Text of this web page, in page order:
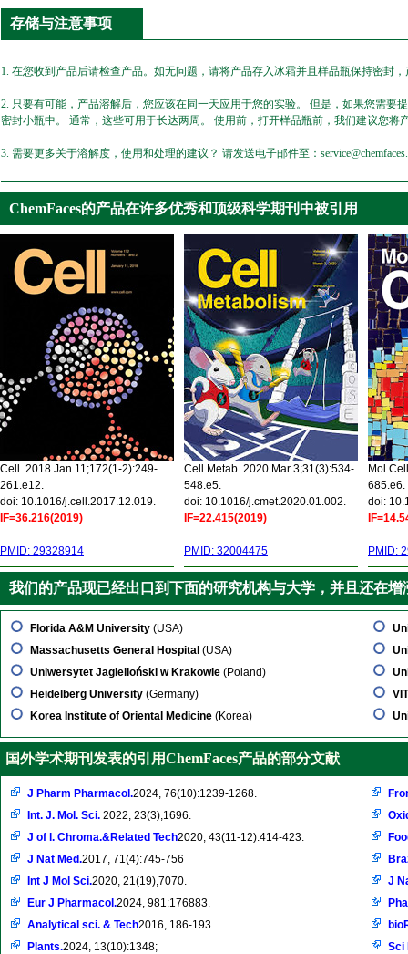
存储与注意事项
1. 在您收到产品后请检查产品。如无问题，请将产品存入冰霜并且样品瓶保持密封
2. 只要有可能，产品溶解后，您应该在同一天应用于您的实验。 但是，如果您需
密封小瓶中。 通常，这些可用于长达两周。 使用前，打开样品瓶前，我们建议您将
3. 需要更多关于溶解度，使用和处理的建议？ 请发送电子邮件至：
ChemFaces的产品在许多优秀和顶级科学期刊中被引用
Cell. 2018 Jan 11;172(1-2):249-
261.e12.
doi: 10.1016/j.cell.2017.12.019.
IF=36.216(2019)
PMID: 29328914
Cell Metab. 2020 Mar 3;31(3):534-
548.e5.
doi: 10.1016/j.cmet.2020.01.002.
IF=22.415(2019)
PMID: 32004475
Mol
685.e6.
doi:
PMID:
我们的产品现已经出口到下面的研究机构与大学，并且还在增
Florida A&M University (USA)
Massachusetts General Hospital (USA)
Uniwersytet Jagielloński w Krakowie (Poland)
Heidelberg University (Germany)
Korea Institute of Oriental Medicine (Korea)
国外学术期刊发表的引用ChemFaces产品的部分文献
J Pharm Pharmacol.2024, 76(10):1239-1268.
Int. J. Mol. Sci. 2022, 23(3),1696.
J of l. Chroma.&Related Tech2020, 43(11-12):414-423.
J Nat Med.2017, 71(4):745-756
Int J Mol Sci.2020, 21(19),7070.
Eur J Pharmacol.2024, 981:176883.
Analytical sci. & Tech2016, 186-193
Plants.2024, 13(10):1348;
J
Sci